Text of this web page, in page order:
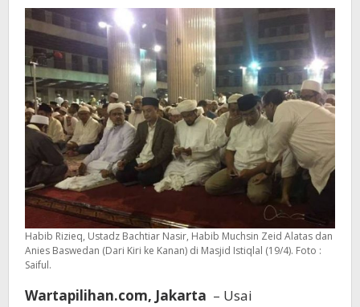
Habib Rizieq, Ustadz Bachtiar Nasir, Habib Muchsin Zeid Alatas dan
Anies Baswedan (Dari Kiri ke Kanan) di Masjid Istiqlal (19/4). Foto :
Saiful.
Wartapilihan.com, Jakarta – Usai